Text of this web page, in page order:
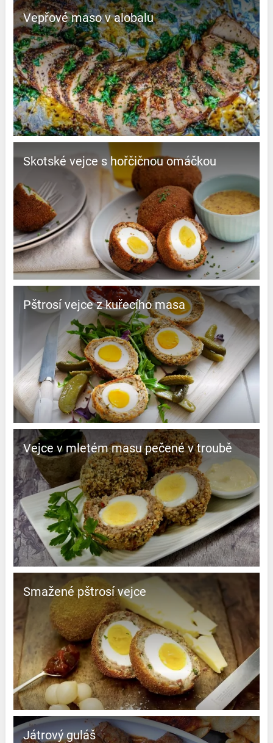
Vepřové maso v alobalu
Skotské vejce s hořčičnou omáčkou
Pštrosí vejce z kuřecího masa
Vejce v mletém masu pečené v troubě
Smažené pštrosí vejce
Játrový guláš